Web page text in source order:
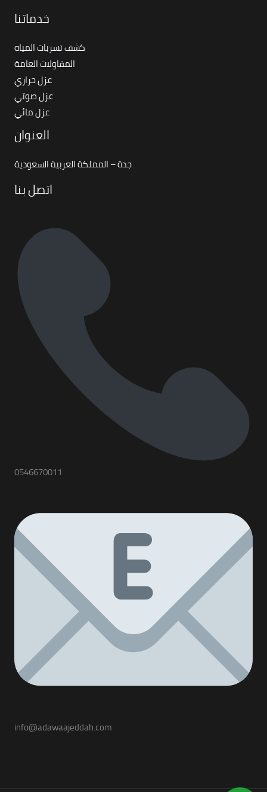
خدماتنا
كشف تسربات المياه
المقاولات العامة
عزل حراري
عزل صوتي
عزل مائي
العنوان
جدة – المملكة العربية السعودية
اتصل بنا
0546670011
info@adawaajeddah.com